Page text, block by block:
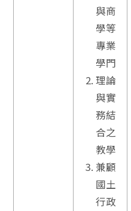
與商
學等
專業
學門
理論
與實
務結
合之
教學
兼顧
國土
行政